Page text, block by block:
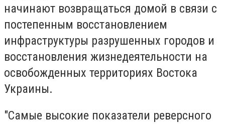
начинают возвращаться домой в связи с
постепенным восстановлением
инфраструктуры разрушенных городов и
восстановления жизнедеятельности на
освобожденных территориях Востока
Украины.
"Самые высокие показатели реверсного